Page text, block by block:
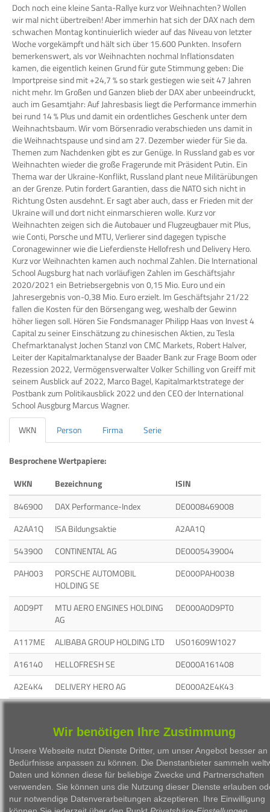
Doch noch eine kleine Santa-Rallye kurz vor Weihnachten? Wollen
wir mal nicht übertreiben! Aber immerhin hat sich der DAX nach dem
schwachen Montag kontinuierlich wieder auf das Niveau von letzter
Woche vorgekämpft und hält sich über 15.600 Punkten. Insofern
bemerkenswert, als vor Weihnachten nochmal Inflationsdaten
kamen, die eigentlich keinen Grund für gute Stimmung geben: Die
Importpreise sind mit +24,7 % so stark gestiegen wie seit 47 Jahren
nicht mehr. Im Großen und Ganzen blieb der DAX aber unbeeindruckt,
auch im Gesamtjahr: Auf Jahresbasis liegt die Performance immerhin
bei rund 14 % Plus und damit ein ordentliches Geschenk unter dem
Weihnachtsbaum. Wir vom Börsenradio verabschieden uns damit in
die Weihnachtspause und sind am 27. Dezember wieder für Sie da.
Themen zum Nachdenken gibt es zur Genüge. In Russland gab es vor
Weihnachten wieder die große Fragerunde mit Präsident Putin. Ein
Thema war der Ukraine-Konflikt, Russland plant neue Militärübungen
an der Grenze. Putin fordert Garantien, dass die NATO sich nicht in
Richtung Osten ausdehnt. Er sagt aber auch, dass er Frieden mit der
Ukraine will und dort nicht einmarschieren wolle. Kurz vor
Weihnachten zeigen sich die Autobauer und Flugzeugbauer mit Plus,
wie Conti, Porsche und MTU, Verlierer sind dagegen typische
Coronagewinner wie die Lieferdienste Hellofresh und Delivery Hero.
Kurz vor Weihnachten kamen auch nochmal Zahlen. Die International
School Augsburg hat nach vorläufigen Zahlen im Geschäftsjahr
2020/2021 ein Betriebsergebnis von 0,15 Mio. Euro und ein
Jahresergebnis von-0,38 Mio. Euro erzielt. Im Geschäftsjahr 21/22
fallen die Kosten für den Börsengang weg, weshalb der Gewinn
höher liegen soll. Hören Sie Fondsmanager Philipp Haas von Invest 4
Capital zu seiner Einschätzung zu chinesischen Aktien, zu Tesla
Chefmarktanalyst Jochen Stanzl von CMC Markets, Robert Halver,
Leiter der Kapitalmarktanalyse der Baader Bank zur Frage Boom oder
Rezession 2022, Vermögensverwalter Volker Schilling von Greiff mit
seinem Ausblick auf 2022, Marco Bagel, Kapitalmarktstratege der
Postbank zum Politikausblick 2022 und den CEO der International
School Ausgburg Marcus Wagner.
WKN
Person Firma Serie
Besprochene Wertpapiere:
WKN
Bezeichnung
ISIN
846900
DAX Performance-Index
DE0008469008
A2AA1Q
ISA Bildungsaktie
A2AA1Q
543900
CONTINENTAL AG
DE0005439004
PAH003
PORSCHE AUTOMOBIL
HOLDING SE
DE000PAH0038
A0D9PT
MTU AERO ENGINES HOLDING
AG
DE000A0D9PT0
A117ME ALIBABA GROUP HOLDING LTD
US01609W1027
A16140
HELLOFRESH SE
DE000A161408
A2E4K4
DELIVERY HERO AG
DE000A2E4K43
1999 - 2026 Börsen Radio Network AG
Wir benötigen Ihre Zustimmung
Unsere Webseite nutzt Dienste Dritter, um unser Angebot besser an
Bedürfnisse anpassen zu können. Die Dienstanbieter sammeln
Daten und können diese für beliebige Zwecke und Partnerschaften
verwenden. Sie können uns die Nutzung dieser Dienste erlauben
nur notwendige Datenverarbeitungen akzeptieren. Ihre Einwilligung